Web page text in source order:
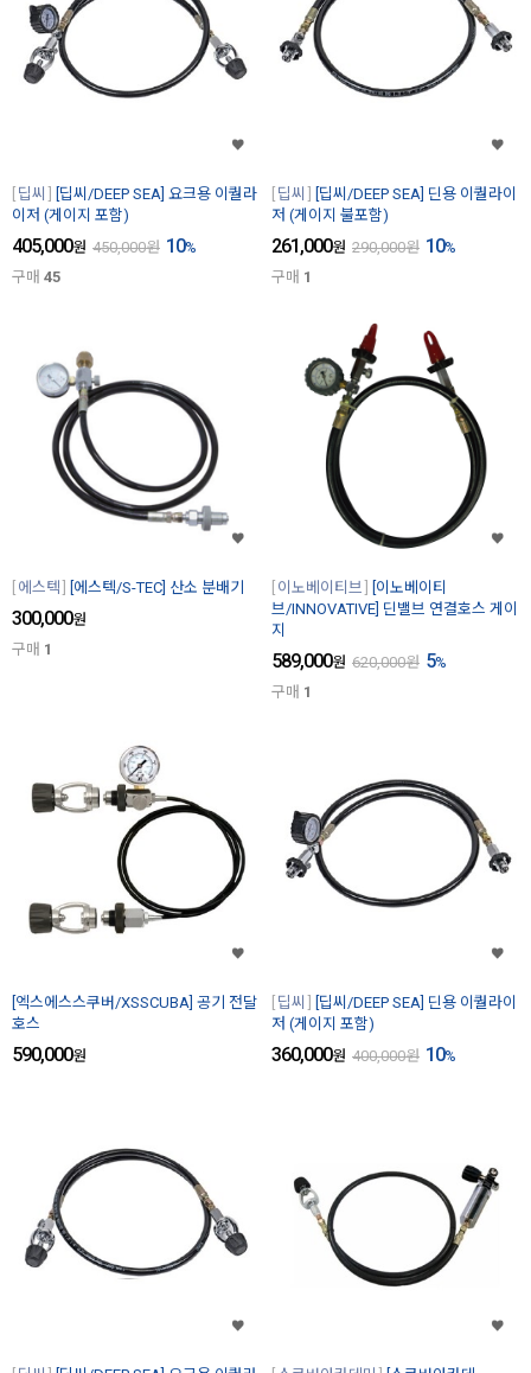
딥씨
[딥씨/DEEP SEA] 요크용 이퀄라
이저 (게이지 포함)
405,000원 450,000원 10%
구매 45
딥씨
[딥씨/DEEP SEA] 딘용 이퀄라이
저 (게이지 불포함)
261,000원 290,000원 10%
구매 1
에스텍 [에스텍/S-TEC] 산소 분배기
300,000원
구매 1
이노베이티브
[이노베이티
브/INNOVATIVE] 딘밸브 연결호스 게이
지
589,000원 620,000원 5%
구매 1
[엑스에스스쿠버/XSSCUBA] 공기 전달
호스
590,000원
딥씨
[딥씨/DEEP SEA] 딘용 이퀄라이
저 (게이지 포함)
360,000원 400,000원 10%